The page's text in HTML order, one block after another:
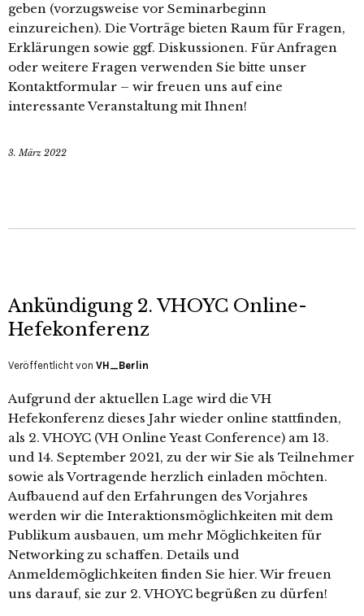
geben (vorzugsweise vor Seminarbeginn
einzureichen). Die Vorträge bieten Raum für Fragen,
Erklärungen sowie ggf. Diskussionen. Für Anfragen
oder weitere Fragen verwenden Sie bitte unser
Kontaktformular – wir freuen uns auf eine
interessante Veranstaltung mit Ihnen!
3. März 2022
Ankündigung 2. VHOYC Online-
Hefekonferenz
Veröffentlicht von VH_Berlin
Aufgrund der aktuellen Lage wird die VH
Hefekonferenz dieses Jahr wieder online stattfinden,
als 2. VHOYC (VH Online Yeast Conference) am 13.
und 14. September 2021, zu der wir Sie als Teilnehmer
sowie als Vortragende herzlich einladen möchten.
Aufbauend auf den Erfahrungen des Vorjahres
werden wir die Interaktionsmöglichkeiten mit dem
Publikum ausbauen, um mehr Möglichkeiten für
Networking zu schaffen. Details und
Anmeldemöglichkeiten finden Sie hier. Wir freuen
uns darauf, sie zur 2. VHOYC begrüßen zu dürfen!